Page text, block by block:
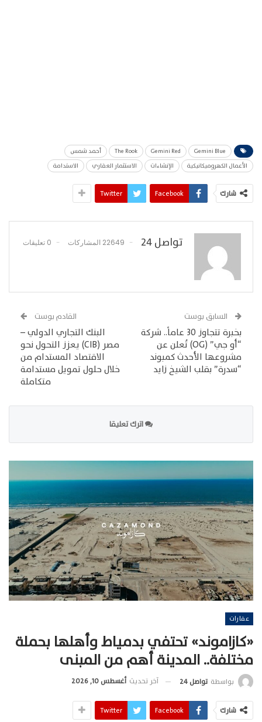
Gemini Blue
Gemini Red
The Rook
أحمد شمس
الأعمال الكهروميكانيكية
الإنشاءات الاستثمار العقاري الاستدامة
شارك Facebook
Twitter
تواصل 24 22649 المشاركات 0 تعليقات
السابق بوست
بخبرة تتجاوز 30 عاماً.. شركة
“أو جي” (OG) تُعلن عن
مشروعها الأحدث كمبوند
“سدرة” بقلب الشيخ زايد
القادم بوست
البنك التجاري الدولي –
مصر (CIB) يعزز التحول نحو
الاقتصاد المستدام من
خلال حلول تمويل مستدامة
متكاملة
اترك تعليقا
عقارات
«كازاموند» تحتفي بدمياط وأهلها بحملة
مختلفة.. المدينة أهم من المبنى
بواسطة تواصل 24 آخر تحديث أغسطس 10, 2026
شارك Facebook
Twitter